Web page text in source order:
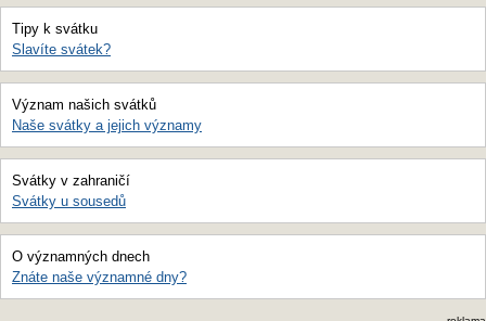
Tipy k svátku
Slavíte svátek?
Význam našich svátků
Naše svátky a jejich významy
Svátky v zahraničí
Svátky u sousedů
O významných dnech
Znáte naše významné dny?